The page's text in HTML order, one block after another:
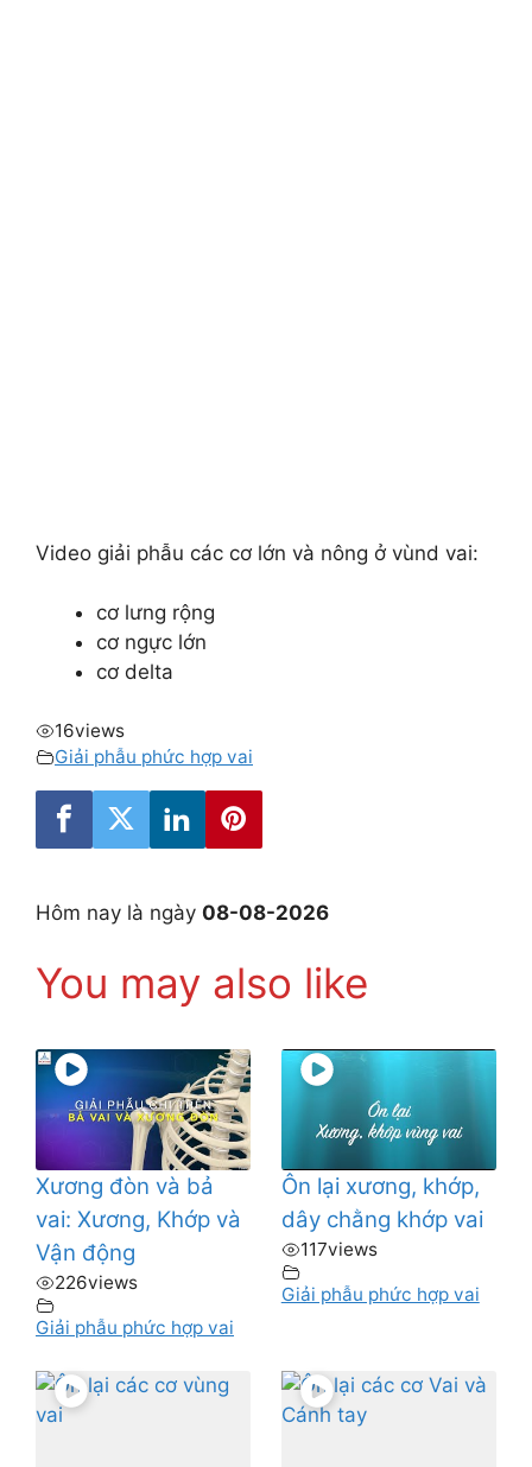
Video giải phẫu các cơ lớn và nông ở vùnd vai:
cơ lưng rộng
cơ ngực lớn
cơ delta
16views
Giải phẫu phức hợp vai
Hôm nay là ngày 08-08-2026
You may also like
Xương đòn và bả
vai: Xương, Khớp và
Vận động
226views
Giải phẫu phức hợp vai
Ôn lại xương, khớp,
dây chằng khớp vai
117views
Giải phẫu phức hợp vai